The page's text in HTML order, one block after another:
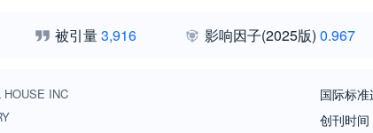
被引量3,916 影响因子(2025版) 0.967
HOUSE INC 国际标
创刊时间